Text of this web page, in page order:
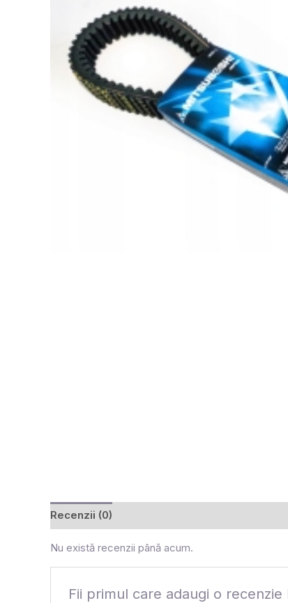
Recenzii (0)
Nu există recenzii până acum.
Fii primul care adaugi o recenzie